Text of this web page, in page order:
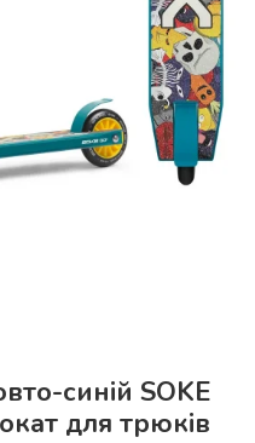
синій SOKE
для трюків